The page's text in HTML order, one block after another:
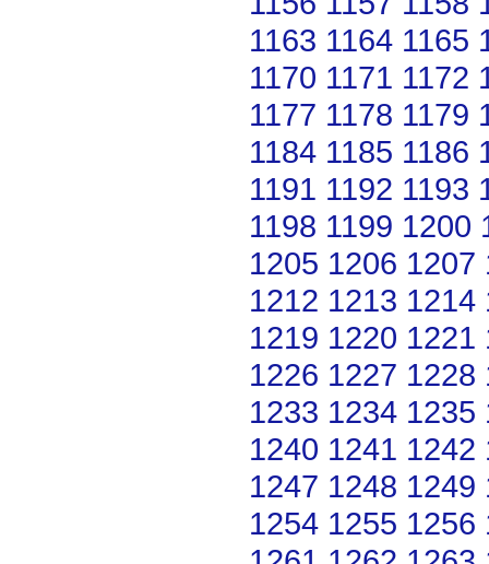
1163 1164 1165
1170 1171 1172
1177 1178 1179
1184 1185 1186
1191 1192 1193
1198 1199 1200
1205 1206 1207
1212 1213 1214
1219 1220 1221
1226 1227 1228
1233 1234 1235
1240 1241 1242
1247 1248 1249
1254 1255 1256